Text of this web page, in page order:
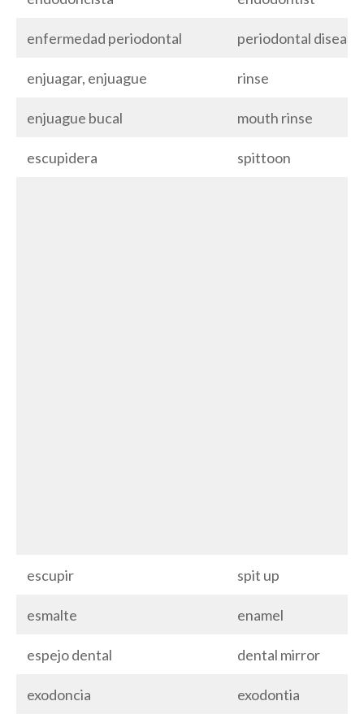
enfermedad periodontal periodontal disease
enjuagar, enjuague rinse
enjuague bucal mouth rinse
escupidera spittoon
escupir spit up
esmalte enamel
espejo dental dental mirror
exodoncia exodontia